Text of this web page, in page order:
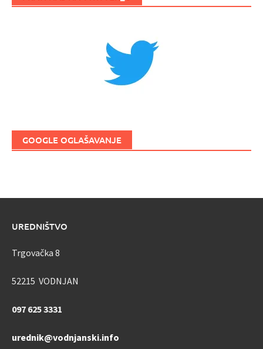
GOOGLE OGLAŠAVANJE
UREDNIŠTVO
Trgovačka 8
52215 VODNJAN
097 625 3331
urednik@vodnjanski.info